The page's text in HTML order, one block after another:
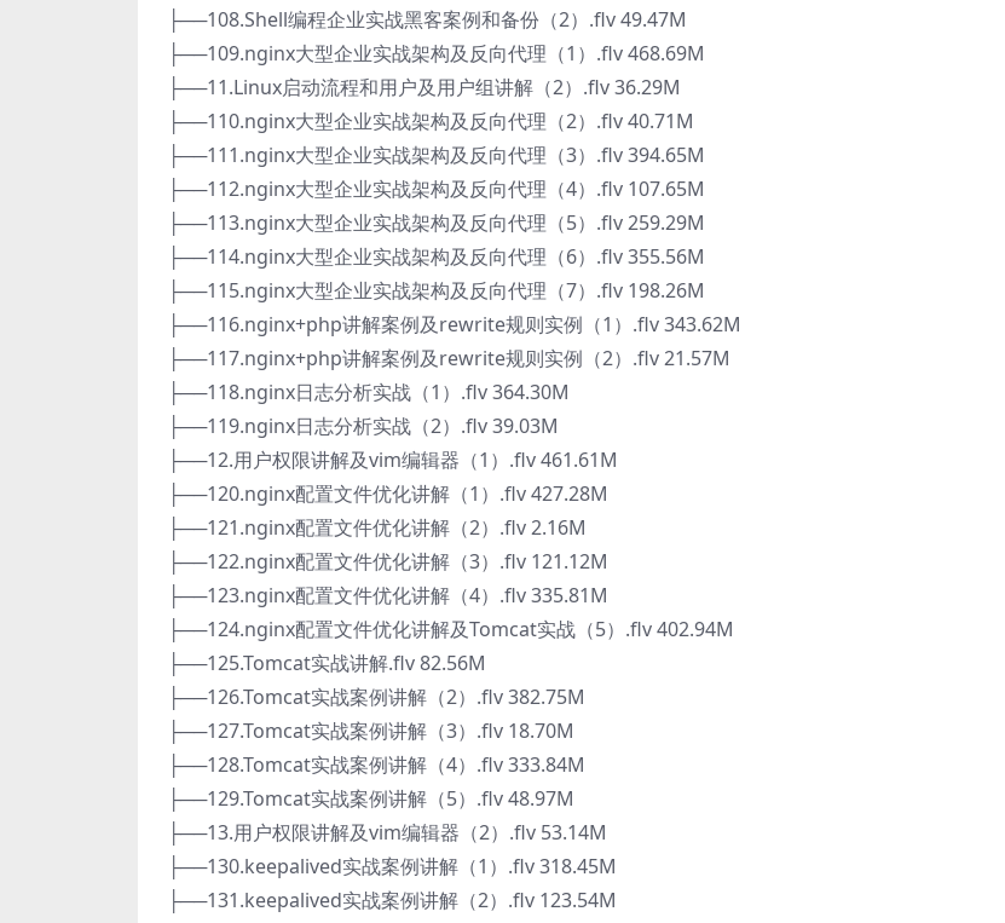
├──108.Shell编程企业实战黑客案例和备份（2）.flv 49.47M
├──109.nginx大型企业实战架构及反向代理（1）.flv 468.69M
├──11.Linux启动流程和用户及用户组讲解（2）.flv 36.29M
├──110.nginx大型企业实战架构及反向代理（2）.flv 40.71M
├──111.nginx大型企业实战架构及反向代理（3）.flv 394.65M
├──112.nginx大型企业实战架构及反向代理（4）.flv 107.65M
├──113.nginx大型企业实战架构及反向代理（5）.flv 259.29M
├──114.nginx大型企业实战架构及反向代理（6）.flv 355.56M
├──115.nginx大型企业实战架构及反向代理（7）.flv 198.26M
├──116.nginx+php讲解案例及rewrite规则实例（1）.flv 343.62M
├──117.nginx+php讲解案例及rewrite规则实例（2）.flv 21.57M
├──118.nginx日志分析实战（1）.flv 364.30M
├──119.nginx日志分析实战（2）.flv 39.03M
├──12.用户权限讲解及vim编辑器（1）.flv 461.61M
├──120.nginx配置文件优化讲解（1）.flv 427.28M
├──121.nginx配置文件优化讲解（2）.flv 2.16M
├──122.nginx配置文件优化讲解（3）.flv 121.12M
├──123.nginx配置文件优化讲解（4）.flv 335.81M
├──124.nginx配置文件优化讲解及Tomcat实战（5）.flv 402.94M
├──125.Tomcat实战讲解.flv 82.56M
├──126.Tomcat实战案例讲解（2）.flv 382.75M
├──127.Tomcat实战案例讲解（3）.flv 18.70M
├──128.Tomcat实战案例讲解（4）.flv 333.84M
├──129.Tomcat实战案例讲解（5）.flv 48.97M
├──13.用户权限讲解及vim编辑器（2）.flv 53.14M
├──130.keepalived实战案例讲解（1）.flv 318.45M
├──131.keepalived实战案例讲解（2）.flv 123.54M